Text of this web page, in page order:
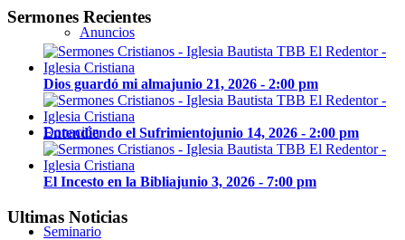
Anuncios
Donación
Seminario
Sermones Recientes
Dios guardó mi almajunio 21, 2026 - 2:00 pm
Entendiendo el Sufrimientojunio 14, 2026 - 2:00 pm
El Incesto en la Bibliajunio 3, 2026 - 7:00 pm
Ultimas Noticias